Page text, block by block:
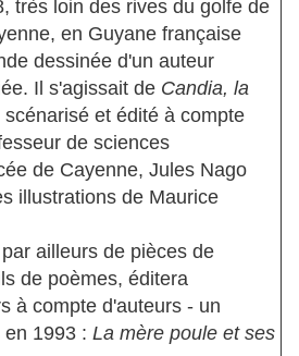
très loin des rives du golfe de
en Guyane française
dessinée d'un auteur
Il s'agissait de Candia, la
scénarisé et édité à compte
de sciences
de Cayenne, Jules Nago
illustrations de Maurice
ailleurs de pièces de
de poèmes, éditera
à compte d'auteurs - un
1993 : La mère poule et ses